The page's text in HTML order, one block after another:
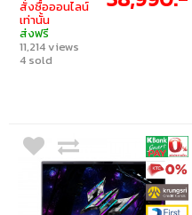
สั่งซื้อออนไลน์
เท่านั้น
ส่งฟรี
11,214 views
4 sold